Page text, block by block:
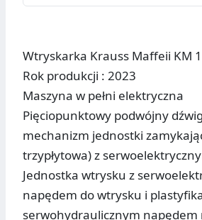
Wtryskarka Krauss Maffeii KM
Rok produkcji : 2023
Maszyna w pełni elektryczna
Pięciopunktowy podwójny
mechanizm jednostki
trzypłytowa) z
Jednostka wtrysku z
napędem do wtrysku i
serwohydraulicznym napędem